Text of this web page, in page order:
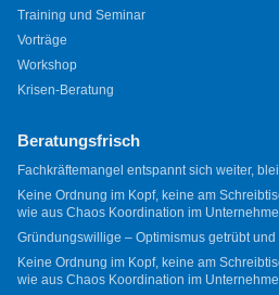
Training und Seminar
Vorträge
Workshop
Krisen-Beratung
Beratungsfrisch
Fachkräftemangel entspannt sich weiter,
Keine Ordnung im Kopf, keine am
wie aus Chaos Koordination im
Gründungswillige – Optimismus getrübt
Keine Ordnung im Kopf, keine am
wie aus Chaos Koordination im